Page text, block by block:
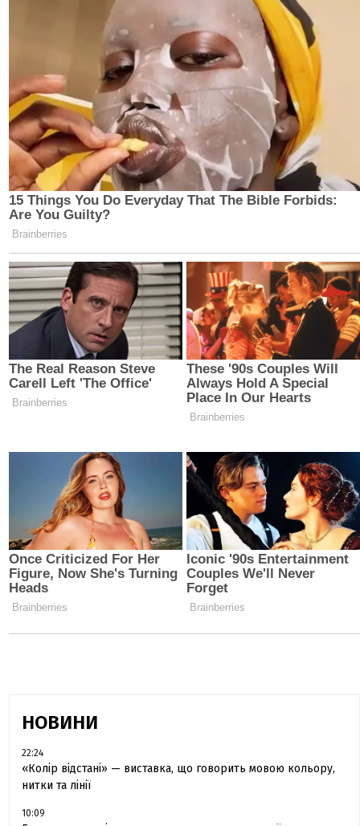
НОВИНИ
22:24
«Колір відстані» — виставка, що говорить мовою кольору,
нитки та лінії
10:09